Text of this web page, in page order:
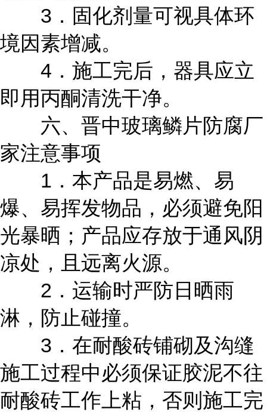
3．固化剂量可视具体环
境因素增减。
4．施工完后，器具应立
即用丙酮清洗干净。
六、晋中玻璃鳞片防腐厂
家注意事项
1．本产品是易燃、易
爆、易挥发物品，必须避免阳
光暴晒；产品应存放于通风阴
凉处，且远离火源。
2．运输时严防日晒雨
淋，防止碰撞。
3．在耐酸砖铺砌及沟缝
施工过程中必须保证胶泥不往
耐酸砖工作上粘，否则施工完